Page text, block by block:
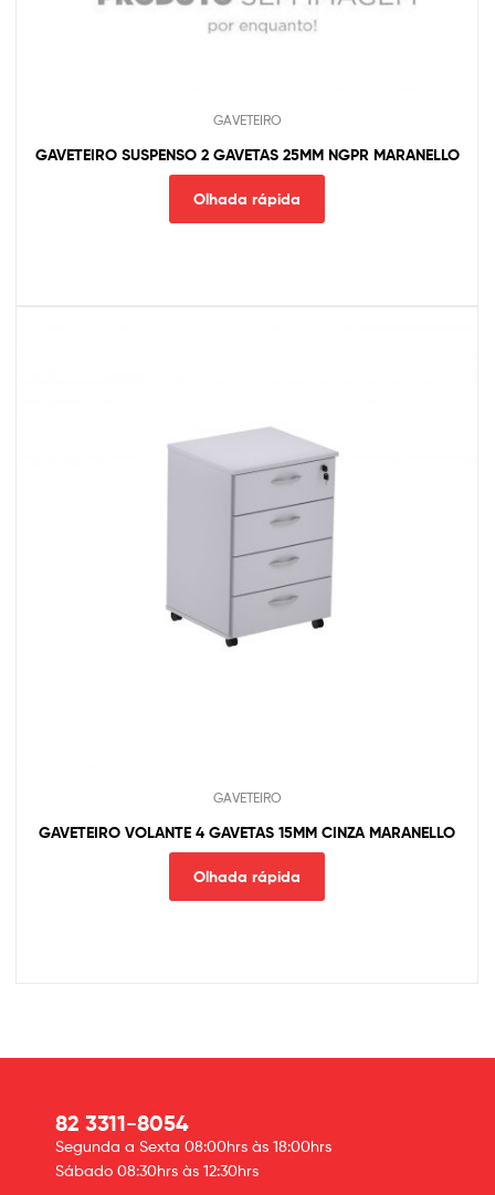
GAVETEIRO
GAVETEIRO SUSPENSO 2 GAVETAS 25MM NGPR MARANELLO
Olhada rápida
GAVETEIRO
GAVETEIRO VOLANTE 4 GAVETAS 15MM CINZA MARANELLO
Olhada rápida
82 3311-8054
Segunda a Sexta 08:00hrs às 18:00hrs
Sábado 08:30hrs às 12:30hrs